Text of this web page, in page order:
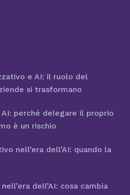
e AI: il ruolo del
si trasformano
perché delegare il proprio
è un rischio
nell’era dell’AI: quando la
dell’AI: cosa cambia